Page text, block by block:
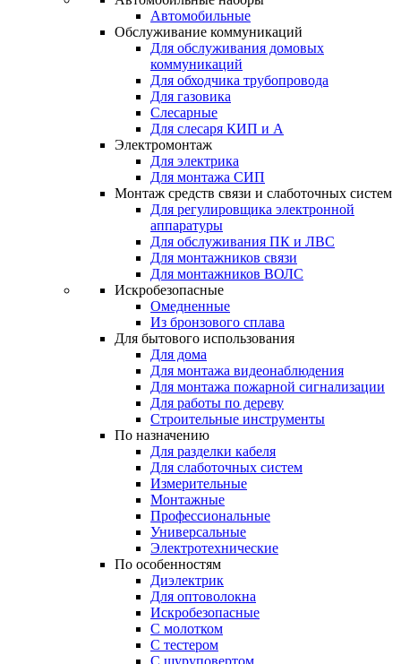
Автомобильные
Обслуживание коммуникаций
Для обслуживания домовых
коммуникаций
Для обходчика трубопровода
Для газовика
Слесарные
Для слесаря КИП и А
Электромонтаж
Для электрика
Для монтажа СИП
Монтаж средств связи и слаботочных систем
Для регулировщика электронной
аппаратуры
Для обслуживания ПК и ЛВС
Для монтажников связи
Для монтажников ВОЛС
Искробезопасные
Омедненные
Из бронзового сплава
Для бытового использования
Для дома
Для монтажа видеонаблюдения
Для монтажа пожарной сигнализации
Для работы по дереву
Строительные инструменты
По назначению
Для разделки кабеля
Для слаботочных систем
Измерительные
Монтажные
Профессиональные
Универсальные
Электротехнические
По особенностям
Диэлектрик
Для оптоволокна
Искробезопасные
С молотком
С тестером
С шуруповертом